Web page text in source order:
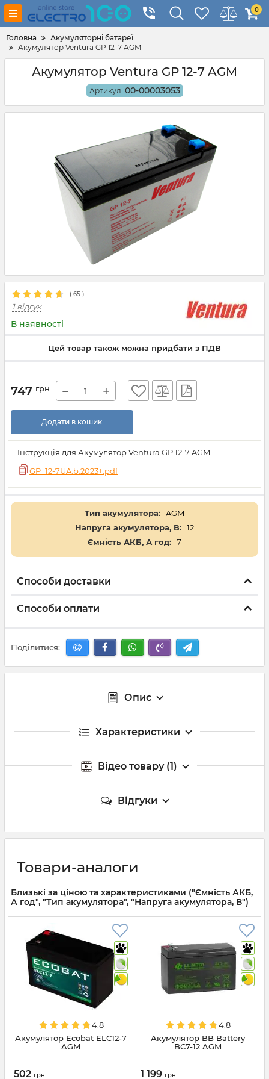
0
Головна
Акумуляторні батареї
Акумулятор Ventura GP 12-7 AGM
Акумулятор Ventura GP 12-7 AGM
Артикул: 00-00003053
( 65 )
1 відгук
В наявності
Цей товар також можна придбати з ПДВ
Інструкція для Акумулятор Ventura GP 12-7 AGM
GP_12-7UA.b.2023+.pdf
747 грн − +
Додати в кошик
Тип акумулятора: AGM
Напруга акумулятора, В: 12
Ємність АКБ, А год: 7
Способи доставки
Способи оплати
Поділитися:
Опис
Характеристики
Відео товару (1)
Відгуки
Товари-аналоги
Близькі за ціною та характеристиками ("Ємність АКБ,
А год", "Тип акумулятора", "Напруга акумулятора, В")
4.8
Акумулятор Ecobat ELC12-7
AGM
502 грн
4.8
Акумулятор BB Battery
BС7-12 AGM
1 199 грн